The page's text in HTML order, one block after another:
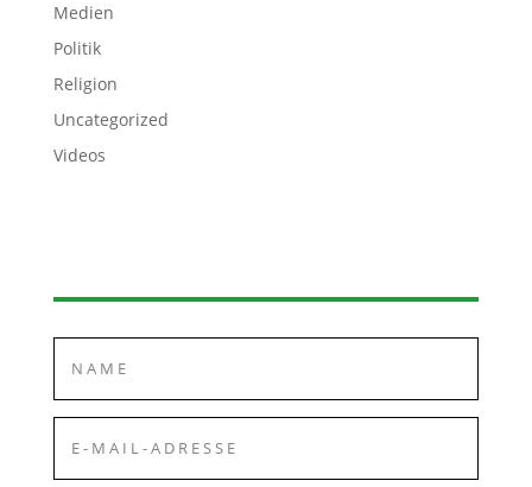
Medien
Politik
Religion
Uncategorized
Videos